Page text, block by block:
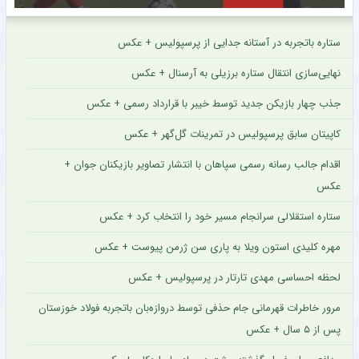
ستاره باتجربه در آستانه جدایی از پرسپولیس + عکس
نهایی‌سازی انتقال ستاره برزیلی به آرسنال + عکس
جذب چهار بازیکن جدید توسط خیبر با قرارداد رسمی + عکس
کاپیتان سابق پرسپولیس در تمرینات گل‌گهر + عکس
اقدام جالب رسانه رسمی سپاهان با انتشار تصاویر بازیکنان جوان +
عکس
ستاره استقلالی سرانجام مسیر خود را انتخاب کرد + عکس
مهره کلیدی استون ویلا به پاری سن ژرمن پیوست + عکس
لحظه احساسی مهدی تارتار در پرسپولیس + عکس
مرور خاطرات قهرمانی جام حذفی توسط دروازه‌بان باتجربه فولاد خوزستان
پس از ۵ سال + عکس